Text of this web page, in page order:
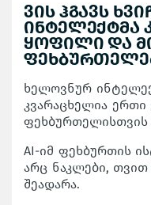
ვის ჰგავს
ინტელექტმა
ყოფილი და
ხელოვნურ
კვარაცხელია
ფეხბურთელისთვის
AI-იმ ფეხბურთის
არც ნაკლები,
შეადარა.